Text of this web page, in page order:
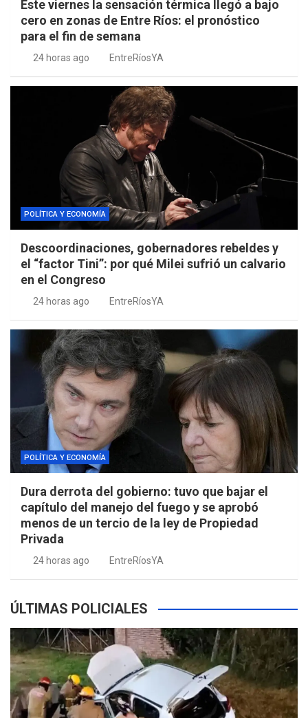
Este viernes la sensación térmica llegó a bajo
cero en zonas de Entre Ríos: el pronóstico
para el fin de semana
24 horas ago EntreRíosYA
POLÍTICA Y ECONOMÍA
Descoordinaciones, gobernadores rebeldes y
el “factor Tini”: por qué Milei sufrió un calvario
en el Congreso
24 horas ago EntreRíosYA
POLÍTICA Y ECONOMÍA
Dura derrota del gobierno: tuvo que bajar el
capítulo del manejo del fuego y se aprobó
menos de un tercio de la ley de Propiedad
Privada
24 horas ago EntreRíosYA
ÚLTIMAS POLICIALES